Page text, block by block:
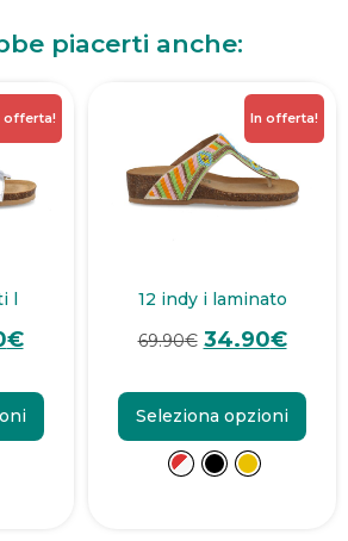
piacerti anche:
offerta!
l
€
In offerta!
12 indy i laminato
69.90€ 34.90€
Seleziona opzioni